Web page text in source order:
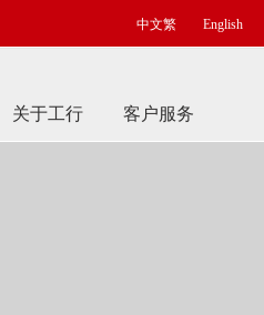
中文繁 English
关于工行 客户服务